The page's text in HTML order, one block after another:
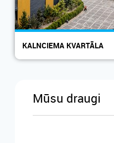
KALNCIEMA KVARTĀLA
Rezidences
Mūsu draugi